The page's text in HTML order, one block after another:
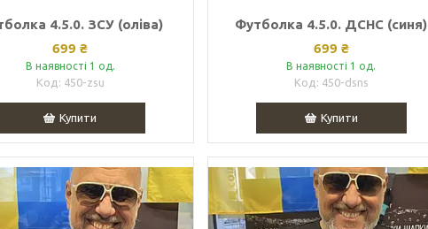
4.5.0. ЗСУ (оліва)
699 ₴
В наявності 1 од.
450-zsu
Купити
Футболка 4.5.0. ДСНС (синя)
699 ₴
В наявності 1 од.
450-dsns
Купити